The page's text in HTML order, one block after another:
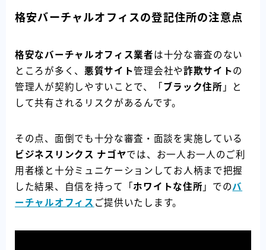
格安バーチャルオフィスの登記住所の注意点
格安なバーチャルオフィス業者は十分な審査のない
ところが多く、 悪質サイト管理会社や詐欺サイトの
管理人が契約しやすいことで、「 ブラック住所 」と
して共有されるリスクがあるんです。
その点、面倒でも十分な審査・面談を実施している
ビジネスリンクス ナゴヤでは、お一人お一人のご利
用者様と十分ミュニケーションしてお人柄まで把握
した結果、自信を持って「 ホワイトな住所 」でのバ
ーチャルオフィス ご提供いたします。